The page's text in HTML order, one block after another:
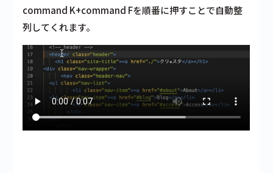
command K+command Fを順番に押すことで自動整
列してくれます。